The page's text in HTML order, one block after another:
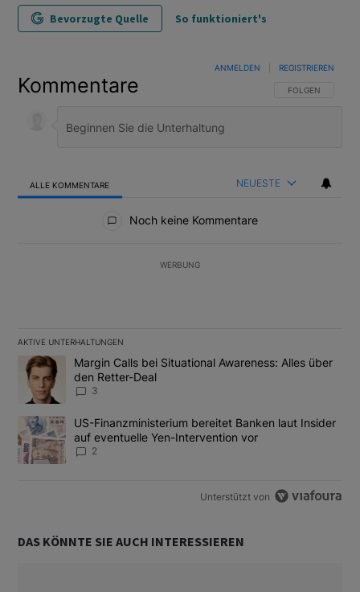
Bevorzugte Quelle So funktioniert's
Kommentare FOLGE DIESER
FOLGEN
ANMELDEN REGISTRIEREN
ALLE KOMMENTARE NEUESTE
Noch keine Kommentare
WERBUNG
AKTIVE UNTERHALTUNGEN
Das Folgende ist eine Liste der am meisten kommentierten
Ein Trendartikel mit dem Titel "Margin Calls bei Situational
Margin Calls bei Situational Awareness: Alles über
den Retter-Deal
3
Ein Trendartikel mit dem Titel "US-Finanzministerium bereitet
US-Finanzministerium bereitet Banken laut Insider
auf eventuelle Yen-Intervention vor
2
Unterstützt von
DAS KÖNNTE SIE AUCH INTERESSIEREN